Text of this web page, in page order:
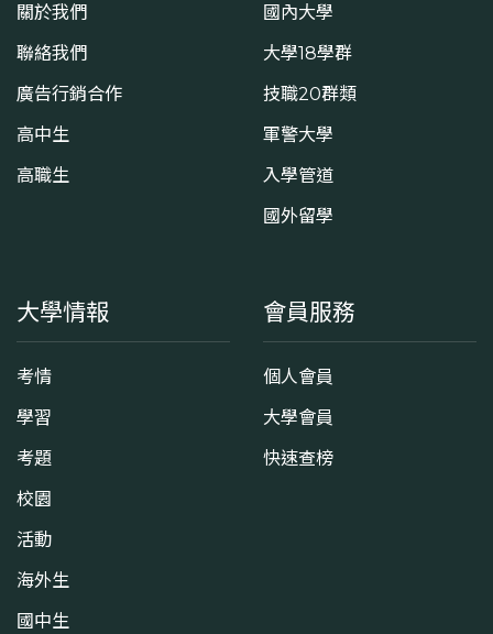
關於我們
聯絡我們
廣告行銷合作
高中生
高職生
國內大學
大學18學群
技職20群類
軍警大學
入學管道
國外留學
大學情報
考情
學習
考題
校園
活動
海外生
國中生
會員服務
個人會員
大學會員
快速查榜